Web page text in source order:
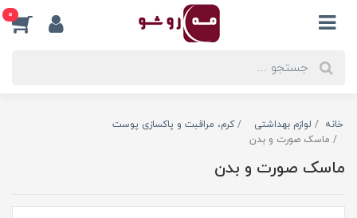
0
خانه لوازم بهداشتی
کرم، مراقبت و پاکسازی پوست
ماسک صورت و بدن
ماسک صورت و بدن